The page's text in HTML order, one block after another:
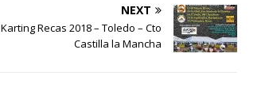
NEXT
Karting Recas 2018 – Toledo – Cto
Castilla la Mancha